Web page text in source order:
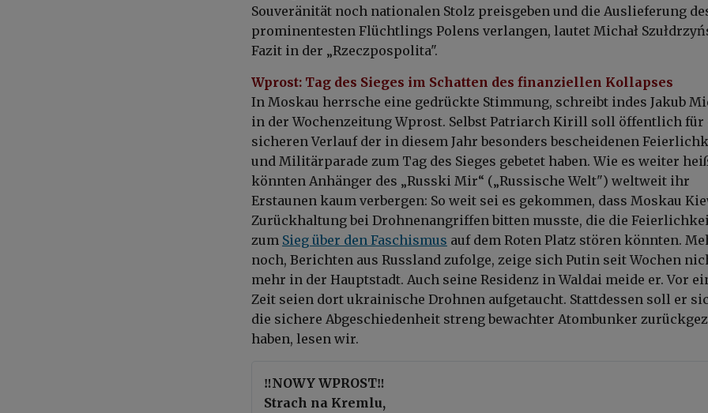
Souveränität noch nationalen Stolz preisgeben und die Auslieferung
prominentesten Flüchtlings Polens verlangen, lautet Michał
Fazit in der „Rzeczpospolita".
Wprost: Tag des Sieges im Schatten des finanziellen Kollapses
In Moskau herrsche eine gedrückte Stimmung, schreibt indes Jakub
in der Wochenzeitung Wprost. Selbst Patriarch Kirill soll öffentlich für
sicheren Verlauf der in diesem Jahr besonders bescheidenen
und Militärparade zum Tag des Sieges gebetet haben. Wie es weiter
könnten Anhänger des „Russki Mir“ („Russische Welt") weltweit ihr
Erstaunen kaum verbergen: So weit sei es gekommen, dass Moskau
Zurückhaltung bei Drohnenangriffen bitten musste, die die
zum Sieg über den Faschismus auf dem Roten Platz stören könnten.
noch, Berichten aus Russland zufolge, zeige sich Putin seit Wochen
mehr in der Hauptstadt. Auch seine Residenz in Waldai meide er. Vor
Zeit seien dort ukrainische Drohnen aufgetaucht. Stattdessen soll er
die sichere Abgeschiedenheit streng bewachter Atombunker
haben, lesen wir.
‼️NOWY WPROST‼️
Strach na Kremlu,